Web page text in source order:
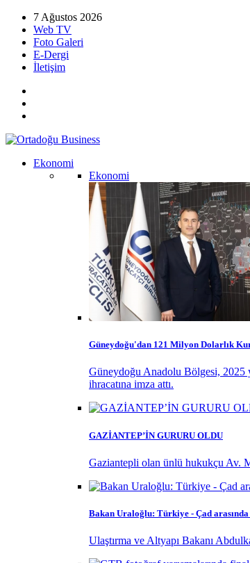
7 Ağustos 2026
Web TV
Foto Galeri
E-Dergi
İletişim
Ekonomi
Ekonomi
Güneydoğu'dan 121 Milyon Dolarlık
Güneydoğu Anadolu Bölgesi, 2025
ihracatına imza attı.
GAZİANTEP’İN GURURU OLDU
Gaziantepli olan ünlü hukukçu Av.
Bakan Uraloğlu: Türkiye - Çad
Ulaştırma ve Altyapı Bakanı